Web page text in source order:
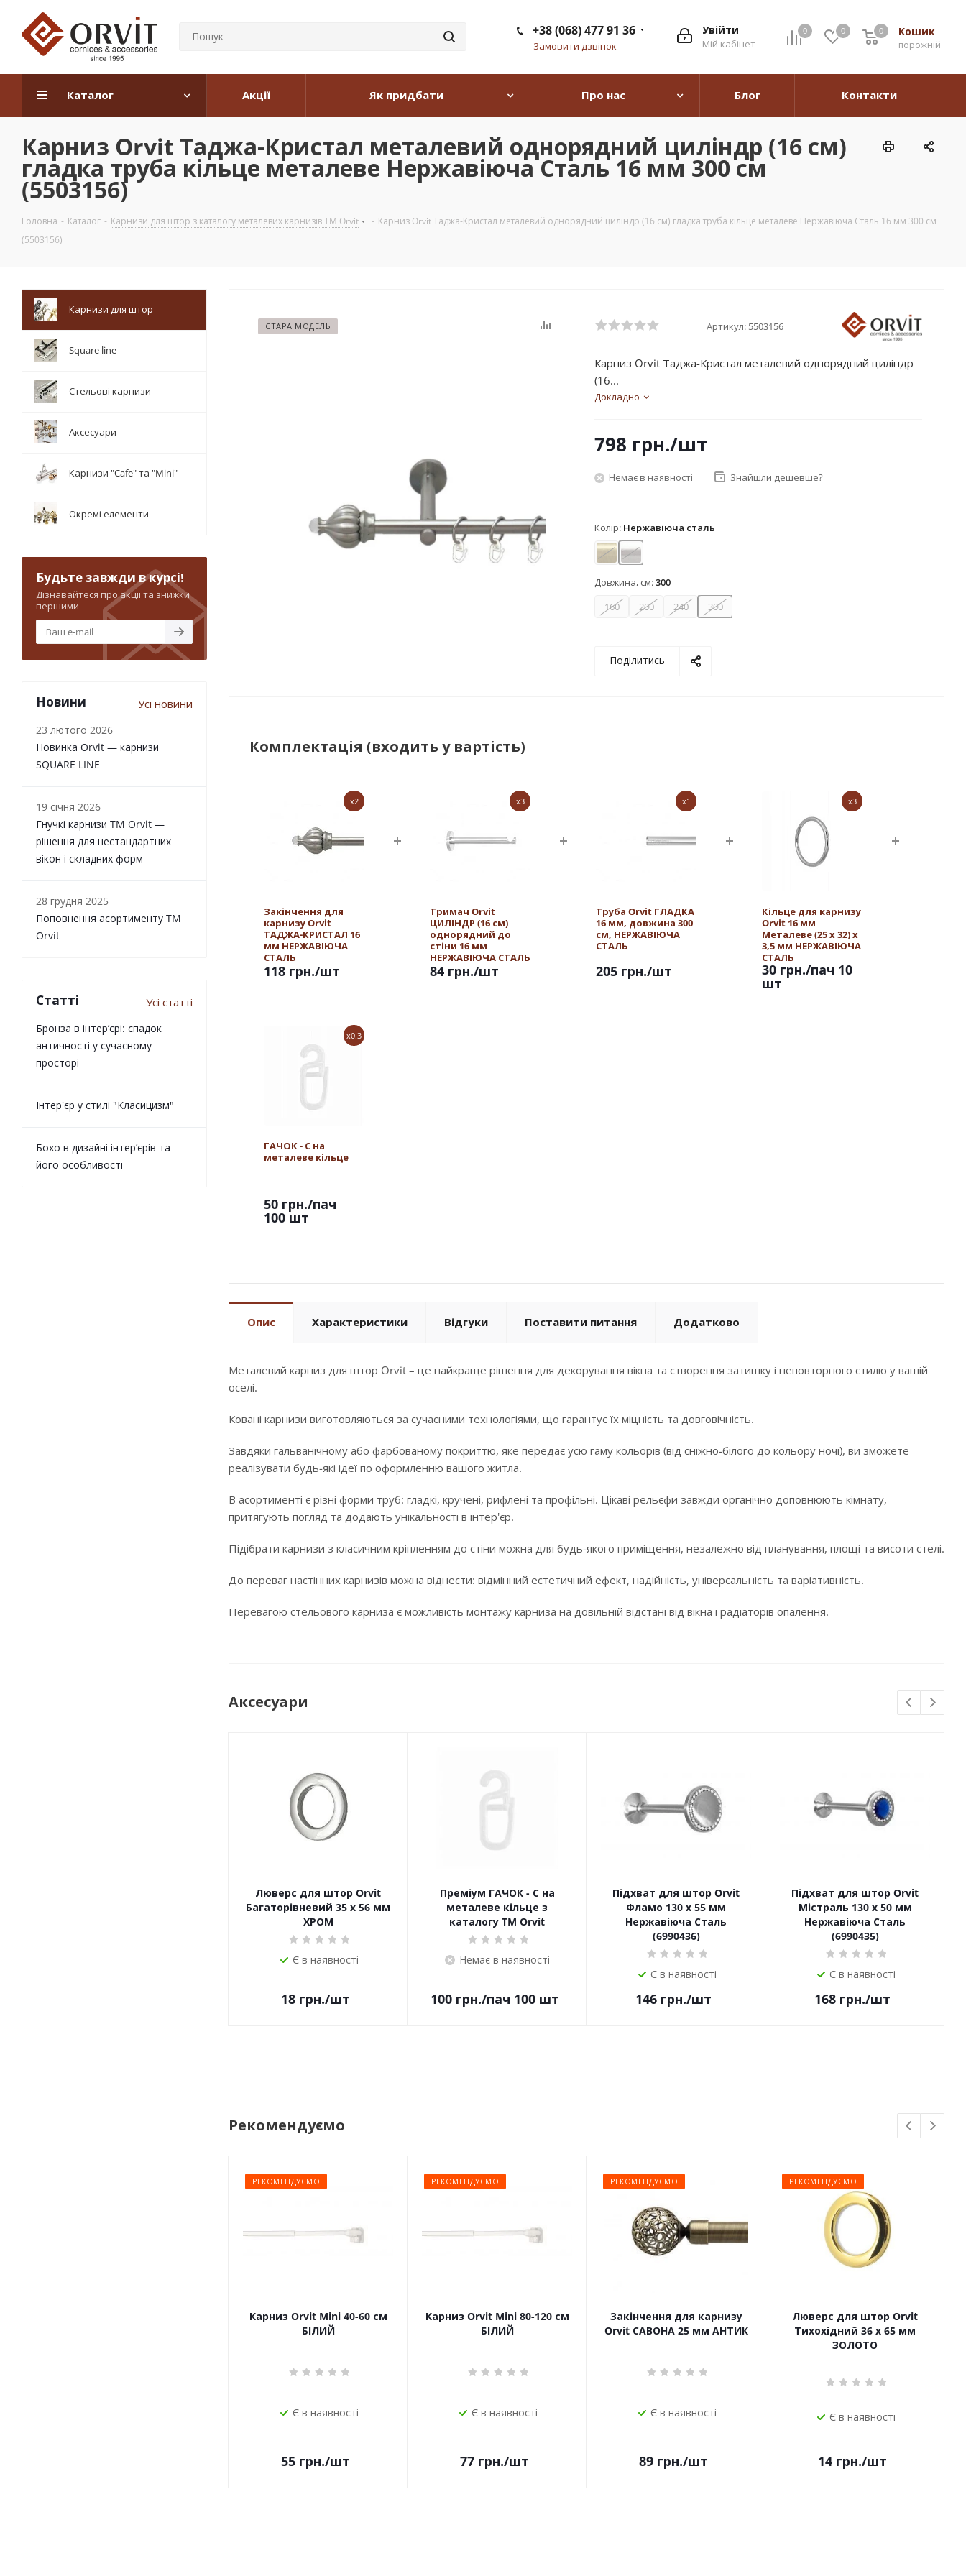
0 0 Кошик
0
порожній
0
Увійти
Мій кабінет
+38 (068) 477 91 36
Замовити дзвінок
Каталог Акції Як придбати Про нас Блог Контакти
Карниз Orvit Таджа-Кристал металевий однорядний циліндр (16 см)
гладка труба кільце металеве Нержавіюча Сталь 16 мм 300 см
(5503156)
Головна - Каталог - Карнизи для штор з каталогу металевих карнизів TM Orvit - Карниз Orvit Таджа-Кристал металевий однорядний циліндр (16 см) гладка труба кільце металеве Нержавіюча Сталь 16 мм 300 см
(5503156)
СТАРА МОДЕЛЬ Артикул: 5503156
Карниз Orvit Таджа-Кристал металевий однорядний циліндр
(16...
Докладно
798 грн./шт
Немає в наявності Знайшли дешевше?
Колір: Нержавіюча сталь
АнтикНержавіюча сталь
Довжина, см:300
160
200 240 300
Поділитись
Комплектація (входить у вартість)
x2
Закінчення для
карнизу Orvit
ТАДЖА-КРИСТАЛ 16
мм НЕРЖАВІЮЧА
СТАЛЬ
118 грн./шт
x3
Тримач Orvit
ЦИЛІНДР (16 см)
однорядний до
стіни 16 мм
НЕРЖАВІЮЧА СТАЛЬ
84 грн./шт
x1
Труба Orvit ГЛАДКА
16 мм, довжина 300
см, НЕРЖАВІЮЧА
СТАЛЬ
205 грн./шт
x3
Кільце для карнизу
Orvit 16 мм
Металеве (25 х 32) х
3,5 мм НЕРЖАВІЮЧА
СТАЛЬ
30 грн./пач 10
шт
x0.3
ГАЧОК - С на
металеве кільце
50 грн./пач
100 шт
Опис Характеристики Відгуки Поставити питання Додатково
Металевий карниз для штор Orvit – це найкраще рішення для декорування вікна та створення затишку і неповторного стилю у вашій
оселі.
Ковані карнизи виготовляються за сучасними технологіями, що гарантує їх міцність та довговічність.
Завдяки гальванічному або фарбованому покриттю, яке передає усю гаму кольорів (від сніжно-білого до кольору ночі), ви зможете
реалізувати будь-які ідеї по оформленню вашого житла.
В асортименті є різні форми труб: гладкі, кручені, рифлені та профільні. Цікаві рельєфи завжди органічно доповнюють кімнату,
притягують погляд та додають унікальності в інтер'єр.
Підібрати карнизи з класичним кріпленням до стіни можна для будь-якого приміщення, незалежно від планування, площі та висоти стелі.
До переваг настінних карнизів можна віднести: відмінний естетичний ефект, надійність, універсальність та варіативність.
Перевагою стельового карниза є можливість монтажу карниза на довільній відстані від вікна і радіаторів опалення.
Аксесуари
Люверс для штор Orvit
Багаторівневий 35 х 56 мм
ХРОМ
Є в наявності
18 грн./шт
Преміум ГАЧОК - С на
металеве кільце з
каталогу TM Orvit
Немає в наявності
100грн./пач 100 шт
Підхват для штор Orvit
Фламо 130 х 55 мм
Нержавіюча Сталь
(6990436)
Є в наявності
146 грн./шт
Підхват для штор Orvit
Містраль 130 х 50 мм
Нержавіюча Сталь
(6990435)
Є в наявності
168 грн./шт
Рекомендуємо
РЕКОМЕНДУЄМО
Карниз Orvit Mini 40-60 см
БІЛИЙ
Є в наявності
55 грн./шт
РЕКОМЕНДУЄМО
Карниз Orvit Mini 80-120 см
БІЛИЙ
Є в наявності
77 грн./шт
РЕКОМЕНДУЄМО
Закінчення для карнизу
Orvit САВОНА 25 мм АНТИК
Є в наявності
89 грн./шт
РЕКОМЕНДУЄМО
Люверс для штор Orvit
Тихохідний 36 х 65 мм
ЗОЛОТО
Є в наявності
14 грн./шт
Карнизи для штор
Square line
Стельові карнизи
Аксесуари
Карнизи "Cafe" та "Mini"
Окремі елементи
Будьте завжди в курсі!
Дізнавайтеся про акції та знижки
першими
Новини Усі новини
23 лютого 2026
Новинка Orvit — карнизи
SQUARE LINE
19 січня 2026
Гнучкі карнизи TM Orvit —
рішення для нестандартних
вікон і складних форм
28 грудня 2025
Поповнення асортименту TM
Orvit
Статті Усі статті
Бронза в інтер’єрі: спадок
античності у сучасному
просторі
Інтер'єр у стилі "Класицизм"
Бохо в дизайні інтер’єрів та
його особливості